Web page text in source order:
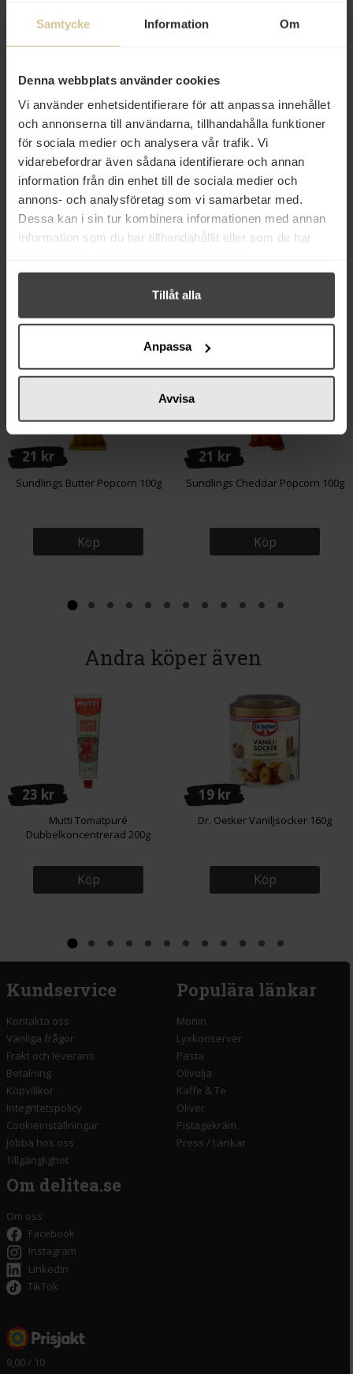
Samtycke Information Om
Denna webbplats använder cookies
Vi använder enhetsidentifierare för att anpassa innehållet
och annonserna till användarna, tillhandahålla funktioner
för sociala medier och analysera vår trafik. Vi
vidarebefordrar även sådana identifierare och annan
information från din enhet till de sociala medier och
annons- och analysföretag som vi samarbetar med.
Dessa kan i sin tur kombinera informationen med annan
information som du har tillhandahållit eller som de har
Tillåt alla
Anpassa
Avvisa
24 kr
Mrs Cheng's Yakisoba Veggie
Nudlar 93g
Köp
24 kr
Mrs Cheng's Nudlar Yakisoba
Chicken 93g
Köp
Relaterade varor
21 kr
Sundlings Butter Popcorn 100g
Köp
21 kr
Sundlings Cheddar Popcorn 100g
Köp
Andra köper även
23 kr
Mutti Tomatpuré
Dubbelkoncentrerad 200g
Köp
19 kr
Dr. Oetker Vaniljsocker 160g
Köp
Kundservice
Kontakta oss
Vanliga frågor
Frakt och leverans
Betalning
Köpvillkor
Integritetspolicy
Cookieinställningar
Jobba hos oss
Tillgänglighet
Populära länkar
Monin
Lyxkonserver
Pasta
Olivolja
Kaffe & Te
Oliver
Pistagekräm
Press / Länkar
Om delitea.se
Om oss
Facebook
Instagram
LinkedIn
TikTok
9,00 / 10